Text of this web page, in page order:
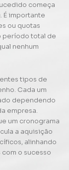
começa
É importante
ou quotas
período total de
nenhum
tipos de
Cada um
dependendo
empresa.
um cronograma
a aquisição
alinhando
o sucesso